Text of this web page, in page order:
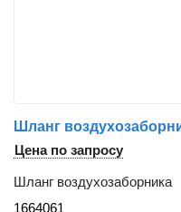
Цена по запросу
Шланг воздухозаборника
1664061